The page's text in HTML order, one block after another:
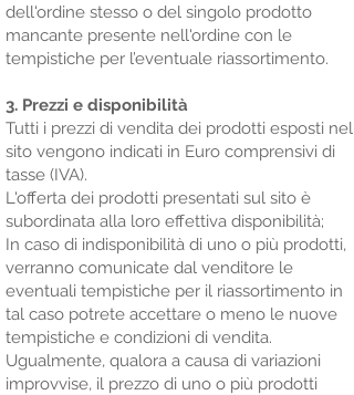
dell'ordine stesso o del singolo prodotto
mancante presente nell'ordine con le
tempistiche per l’eventuale riassortimento.
3. Prezzi e disponibilità
Tutti i prezzi di vendita dei prodotti esposti nel
sito vengono indicati in Euro comprensivi di
tasse (IVA).
L'offerta dei prodotti presentati sul sito è
subordinata alla loro effettiva disponibilità;
In caso di indisponibilità di uno o più prodotti,
verranno comunicate dal venditore le
eventuali tempistiche per il riassortimento in
tal caso potrete accettare o meno le nuove
tempistiche e condizioni di vendita.
Ugualmente, qualora a causa di variazioni
improvvise, il prezzo di uno o più prodotti